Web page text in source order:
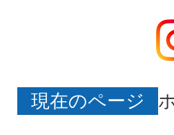
現在のページ